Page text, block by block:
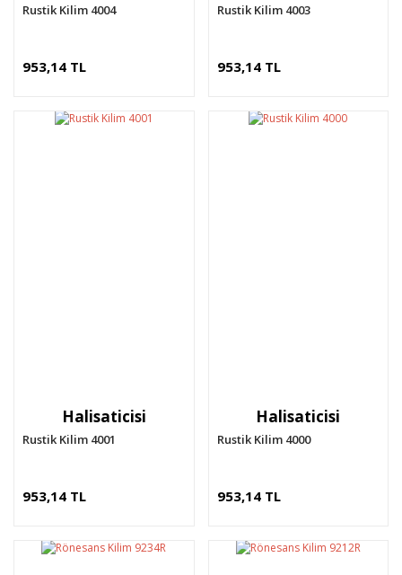
Rustik Kilim 4004
953,14 TL
Rustik Kilim 4003
953,14 TL
Halisaticisi
Rustik Kilim 4001
953,14 TL
Halisaticisi
Rustik Kilim 4000
953,14 TL